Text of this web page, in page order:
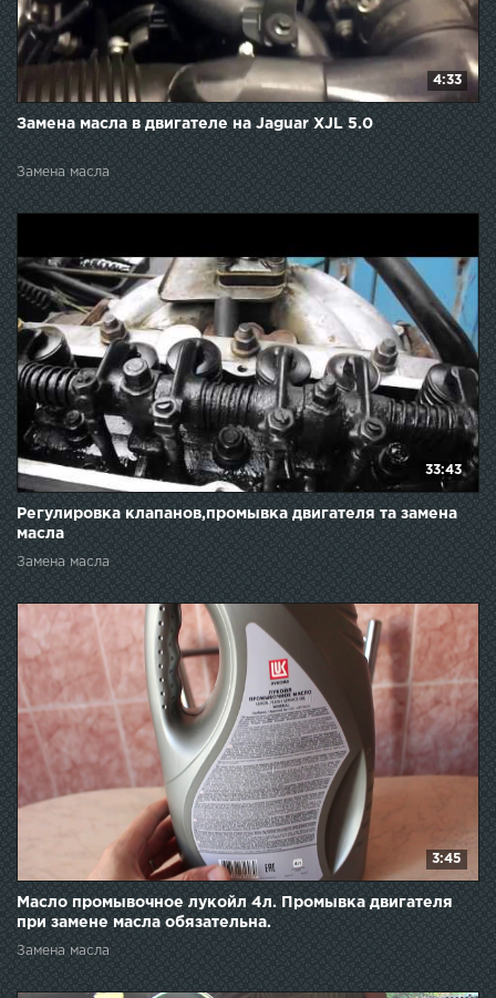
4:33
Замена масла в двигателе на Jaguar XJL 5.0
Замена масла
33:43
Регулировка клапанов,промывка двигателя та замена
масла
Замена масла
3:45
Масло промывочное лукойл 4л. Промывка двигателя
при замене масла обязательна.
Замена масла